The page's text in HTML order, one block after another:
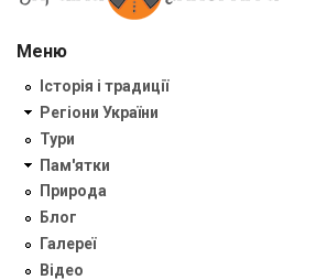
Меню
Історія і традиції
Регіони України
Тури
Пам'ятки
Природа
Блог
Галереї
Відео